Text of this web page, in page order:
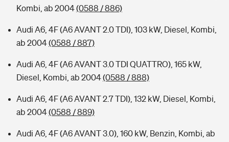
Kombi, ab 2004(0588 / 886)
Audi A6, 4F (A6 AVANT 2.0 TDI), 103 kW, Diesel, Kombi,
ab 2004(0588 / 887)
Audi A6, 4F (A6 AVANT 3.0 TDI QUATTRO), 165 kW,
Diesel, Kombi, ab 2004(0588 / 888)
Audi A6, 4F (A6 AVANT 2.7 TDI), 132 kW, Diesel, Kombi,
ab 2004(0588 / 889)
Audi A6, 4F (A6 AVANT 3.0), 160 kW, Benzin, Kombi, ab